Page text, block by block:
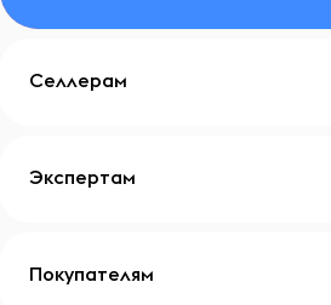
Селлерам
Экспертам
Покупателям